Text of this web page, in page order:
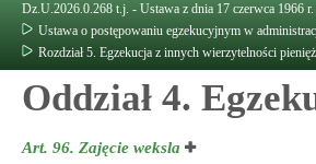
Dz.U.2026.0.268 t.j. - Ustawa z dnia 17 czerwca 1966
Ustawa o postępowaniu egzekucyjnym w
Rozdział 5. Egzekucja z innych wierzytelności
Oddział 4.
Art. 96. Zajęcie weksla